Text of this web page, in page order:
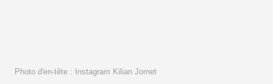
Photo d'en-tête : Instagram Kilian Jornet